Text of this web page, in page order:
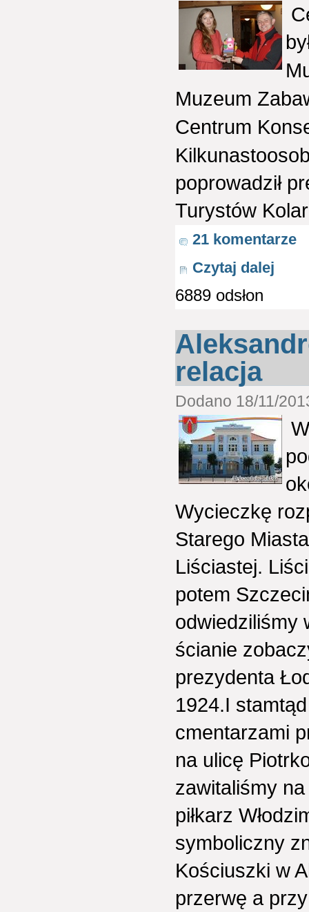
Muzeum
Centrum
poprowadził
Turystów
21 komentarze
Czytaj dalej
6889 odsłon
relacja
Dodano 18/11/
Wycieczkę
Starego
Liściastej.
potem
odwiedziliśmy
ścianie
prezydenta
1924.I
cmentarzami
na ulicę
zawitaliśmy
piłkarz
symboliczny
Kościuszki w
przerwę a